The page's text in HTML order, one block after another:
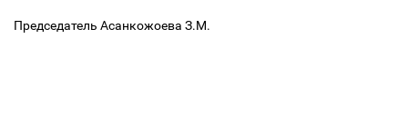
Председатель Асанкожоева З.М.